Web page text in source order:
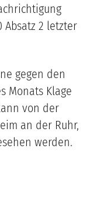
Absatz 2 letzter
gegen den
Monats Klage
von der
an der Ruhr,
werden.